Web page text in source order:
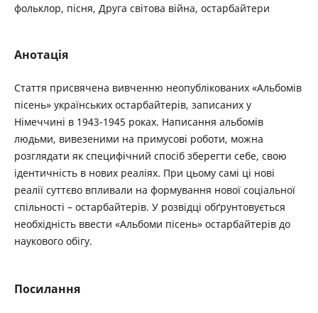
фольклор, пісня, Друга світова війна, остарбайтери
Анотація
Стаття присвячена вивченню неопублікованих «Альбомів
пісень» українських остарбайтерів, записаних у
Німеччині в 1943-1945 роках. Написання альбомів
людьми, вивезеними на примусові роботи, можна
розглядати як специфічний спосіб зберегти себе, свою
ідентичність в нових реаліях. При цьому самі ці нові
реалії суттєво впливали на формування нової соціальної
спільності – остарбайтерів. У розвідці обґрунтовується
необхідність ввести «Альбоми пісень» остарбайтерів до
наукового обігу.
Посилання